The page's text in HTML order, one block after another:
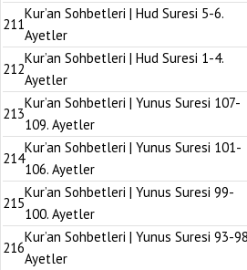
211
Kur’an Sohbetleri | Hud Suresi 5-6.
Ayetler
212
Kur’an Sohbetleri | Hud Suresi 1-4.
Ayetler
213
Kur’an Sohbetleri | Yunus Suresi 107-
109. Ayetler
214
Kur’an Sohbetleri | Yunus Suresi 101-
106. Ayetler
215
Kur’an Sohbetleri | Yunus Suresi 99-
100. Ayetler
216
Kur’an Sohbetleri | Yunus Suresi 93-
Ayetler